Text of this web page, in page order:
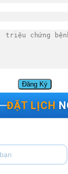
ĐẶT LỊCH